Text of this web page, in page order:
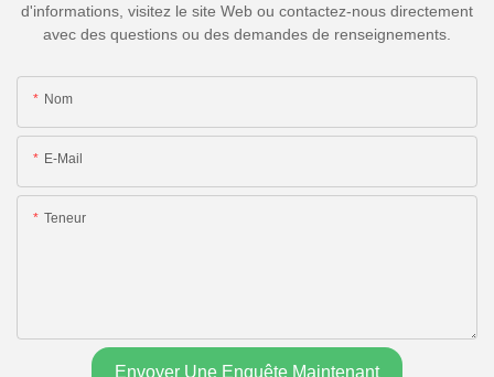
d'informations, visitez le site Web ou contactez-nous directement
avec des questions ou des demandes de renseignements.
Nom
E-Mail
Teneur
Envoyer Une Enquête Maintenant